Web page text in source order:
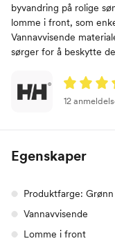
byvandring på rolige
lomme i front, som
Vannavvisende
sørger for å beskytte
12
Egenskaper
Produktfarge: Grønn
Vannavvisende
Lomme i front